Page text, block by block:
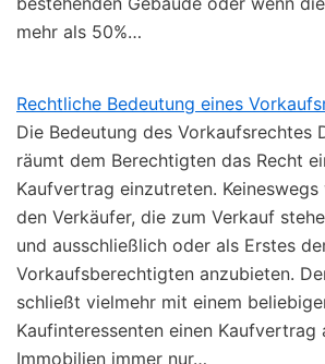
mehr als 50%…
Rechtliche Bedeutung eines
Die Bedeutung des Vorkaufsrechtes
räumt dem Berechtigten das Recht
Kaufvertrag einzutreten.
den Verkäufer, die zum Verkauf
und ausschließlich oder als Erstes
Vorkaufsberechtigten anzubieten.
schließt vielmehr mit einem
Kaufinteressenten einen Kaufvertrag
Immobilien immer nur…